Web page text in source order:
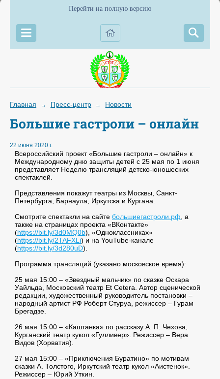
Перейти на полную версию
Главная → Пресс-центр → Новости
Большие гастроли – онлайн
22 июня 2020 г.
Всероссийский проект «Большие гастроли – онлайн» к
Международному дню защиты детей с 25 мая по 1 июня
представляет Неделю трансляций детско-юношеских
спектаклей.
Представления покажут театры из Москвы, Санкт-
Петербурга, Барнаула, Иркутска и Кургана.
Смотрите спектакли на сайте большиегастроли.рф, а
также на страницах проекта «ВКонтакте»
(https://bit.ly/3d0MQ0b), «Одноклассниках»
(https://bit.ly/2TAFXLi) и на YouTube-канале
(https://bit.ly/3d280uD).
Программа трансляций (указано московское время):
25 мая 15:00 – «Звездный мальчик» по сказке Оскара
Уайльда, Московский театр Et Ceterа. Автор сценической
редакции, художественный руководитель постановки –
народный артист РФ Роберт Стуруа, режиссер – Гурам
Брегадзе.
26 мая 15:00 – «Каштанка» по рассказу А. П. Чехова,
Курганский театр кукол «Гулливер». Режиссер – Вера
Видов (Хорватия).
27 мая 15:00 – «Приключения Буратино» по мотивам
сказки А. Толстого, Иркутский театр кукол «Аистенок».
Режиссер – Юрий Уткин.